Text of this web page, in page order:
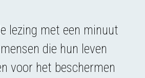
lezing met een minuut
die hun leven
voor het beschermen